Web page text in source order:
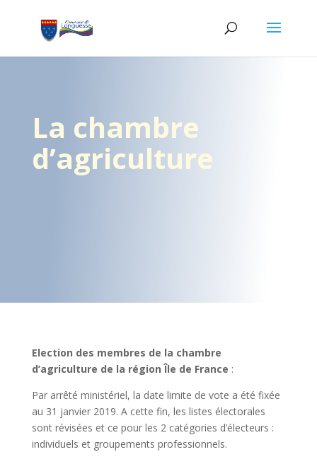
La chambre
d’agriculture
Election des membres de la chambre
d’agriculture de la région Île de France :
Par arrêté ministériel, la date limite de vote a été fixée
au 31 janvier 2019. A cette fin, les listes électorales
sont révisées et ce pour les 2 catégories d’électeurs :
individuels et groupements professionnels.